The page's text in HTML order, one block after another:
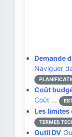
Demande
Naviguer
Coût
Coût …
Les limites
TERMES
Outil DV